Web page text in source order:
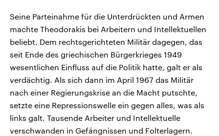
Seine Parteinahme für die Unterdrückten und Armen
machte Theodorakis bei Arbeitern und Intellektuellen
beliebt. Dem rechtsgerichteten Militär dagegen, das
seit Ende des griechischen Bürgerkrieges 1949
wesentlichen Einfluss auf die Politik hatte, galt er als
verdächtig. Als sich dann im April 1967 das Militär
nach einer Regierungskrise an die Macht putschte,
setzte eine Repressionswelle ein gegen alles, was als
links galt. Tausende Arbeiter und Intellektuelle
verschwanden in Gefängnissen und Folterlagern.